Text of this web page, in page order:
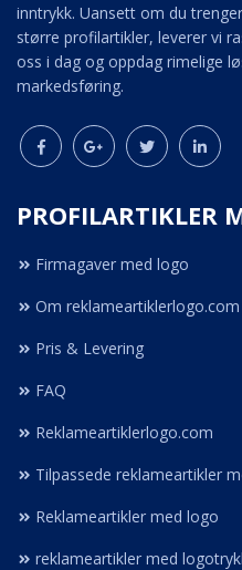
inntrykk. Uansett om du
større profilartikler, leverer vi
oss i dag og oppdag rimelige
markedsføring.
PROFILARTIKLER
Firmagaver med logo
Om reklameartiklerlogo.com
Pris & Levering
FAQ
Reklameartiklerlogo.com
Tilpassede reklameartikler
Reklameartikler med logo
reklameartikler med